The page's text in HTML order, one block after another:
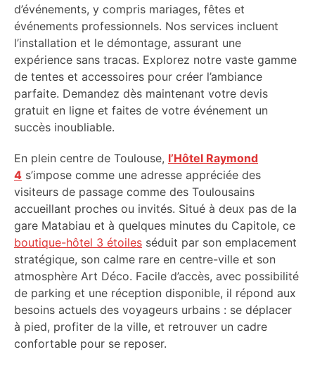
d’événements, y compris mariages, fêtes et
événements professionnels. Nos services incluent
l’installation et le démontage, assurant une
expérience sans tracas. Explorez notre vaste gamme
de tentes et accessoires pour créer l’ambiance
parfaite. Demandez dès maintenant votre devis
gratuit en ligne et faites de votre événement un
succès inoubliable.
En plein centre de Toulouse, l’Hôtel Raymond
4 s’impose comme une adresse appréciée des
visiteurs de passage comme des Toulousains
accueillant proches ou invités. Situé à deux pas de la
gare Matabiau et à quelques minutes du Capitole, ce
boutique-hôtel 3 étoiles séduit par son emplacement
stratégique, son calme rare en centre-ville et son
atmosphère Art Déco. Facile d’accès, avec possibilité
de parking et une réception disponible, il répond aux
besoins actuels des voyageurs urbains : se déplacer
à pied, profiter de la ville, et retrouver un cadre
confortable pour se reposer.